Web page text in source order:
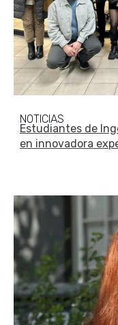
NOTICIAS
Estudiantes de
en innovadora